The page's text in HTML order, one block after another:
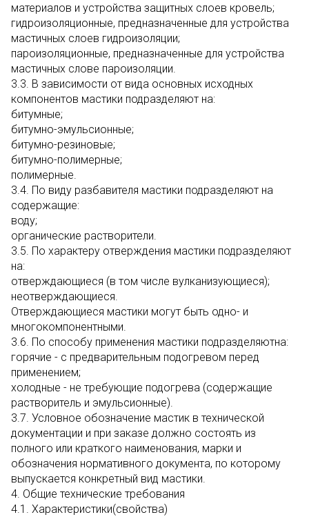
материалов и устройства защитных слоев кровель;
гидроизоляционные, предназначенные для устройства
мастичных слоев гидроизоляции;
пароизоляционные, предназначенные для устройства
мастичных слове пароизоляции.
3.3. В зависимости от вида основных исходных
компонентов мастики подразделяют на:
битумные;
битумно-эмульсионные;
битумно-резиновые;
битумно-полимерные;
полимерные.
3.4. По виду разбавителя мастики подразделяют на
содержащие:
воду;
органические растворители.
3.5. По характеру отверждения мастики подразделяют
на:
отверждающиеся (в том числе вулканизующиеся);
неотверждающиеся.
Отверждающиеся мастики могут быть одно- и
многокомпонентными.
3.6. По способу применения мастики подразделяютна:
горячие - с предварительным подогревом перед
применением;
холодные - не требующие подогрева (содержащие
растворитель и эмульсионные).
3.7. Условное обозначение мастик в технической
документации и при заказе должно состоять из
полного или краткого наименования, марки и
обозначения нормативного документа, по которому
выпускается конкретный вид мастики.
4. Общие технические требования
4.1. Характеристики(свойства)